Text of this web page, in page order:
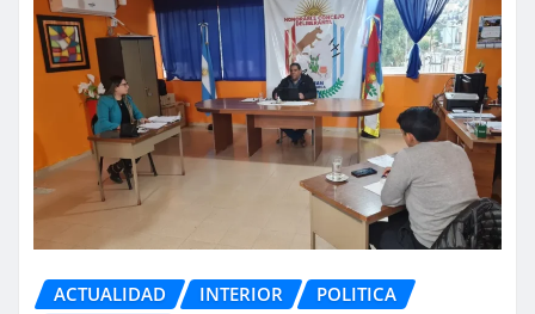
ACTUALIDAD INTERIOR
POLITICA